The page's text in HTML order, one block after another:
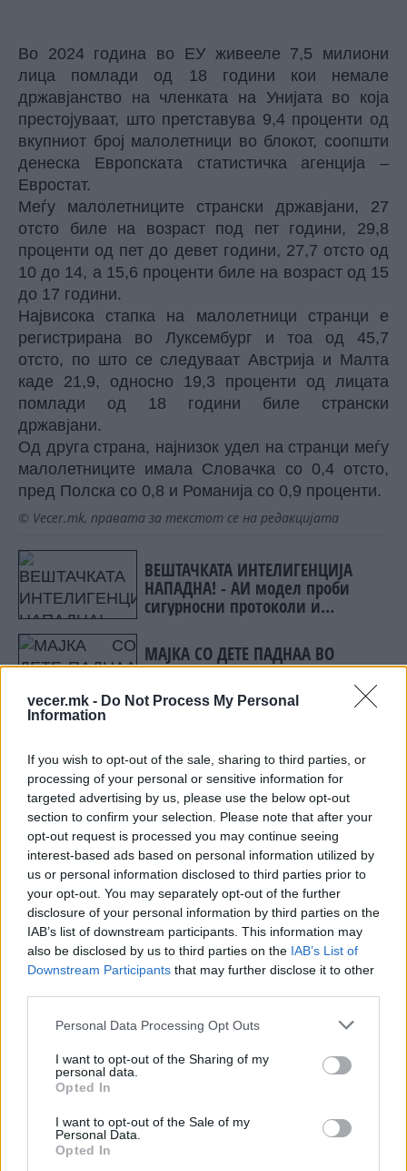
vecer.mk - Do Not Process My Personal
Information
If you wish to opt-out of the sale, sharing to third parties, or
processing of your personal or sensitive information for
targeted advertising by us, please use the below opt-out
section to confirm your selection. Please note that after your
opt-out request is processed you may continue seeing
interest-based ads based on personal information utilized by
us or personal information disclosed to third parties prior to
your opt-out. You may separately opt-out of the further
disclosure of your personal information by third parties on the
IAB’s list of downstream participants. This information may
also be disclosed by us to third parties on the IAB’s List of
Downstream Participants that may further disclose it to other
Personal Data Processing Opt Outs
I want to opt-out of the Sharing of my
personal data.
Opted In
I want to opt-out of the Sale of my
Personal Data.
Opted In
Во 2024 година во ЕУ живееле 7,5 милиони
лица помлади од 18 години кои немале
државјанство на членката на Унијата во која
престојуваат, што претставува 9,4 проценти од
вкупниот број малолетници во блокот, соопшти
денеска Европската статистичка агенција –
Евростат.
Меѓу малолетниците странски државјани, 27
отсто биле на возраст под пет години, 29,8
проценти од пет до девет години, 27,7 отсто од
10 до 14, а 15,6 проценти биле на возраст од 15
до 17 години.
Највисока стапка на малолетници странци е
регистрирана во Луксембург и тоа од 45,7
отсто, по што се следуваат Австрија и Малта
каде 21,9, односно 19,3 проценти од лицата
помлади од 18 години биле странски
државјани.
Од друга страна, најнизок удел на странци меѓу
малолетниците имала Словачка со 0,4 отсто,
пред Полска со 0,8 и Романија со 0,9 проценти.
© Vecer.mk, правата за текстот се на редакцијата
ВЕШТАЧКАТА ИНТЕЛИГЕНЦИЈА
НАПАДНА! - АИ модел проби
сигурносни протоколи и
вируси!
МАЈКА СО ДЕТЕ ПАДНАА ВО
ПРОВАЛИЈА - Животот им го
спасија струмички пожарникари
НАЈЧИТАНИ ВО ПОСЛЕДНИ 7 ДЕНА
УАПСЕН МАКЕДОНЕЦОТ АНДРЕЈ
ТАНАСКОВСКИ, ЧЛЕН НА
КАВАЧКИ КЛАН (ФОТО)
Ахмети кажа што го мачи:
СЛУШАМ, САКААТ ДА СЕ СУДИ
ЗА ВОЕНИТЕ ЗЛОСТРОСТВА НА
УЧК...
(Видео) СНИМКА СО ПАРИ КОИ
тврди дека се на Еди Рама
ТЕЖОК ДЕН И ЈАВНО
ДЕМОЛИРАЊЕ НА ФИЛИПЧЕ:
Мицкоски откри дека
ВАКА - Судијата Вулнет Винца